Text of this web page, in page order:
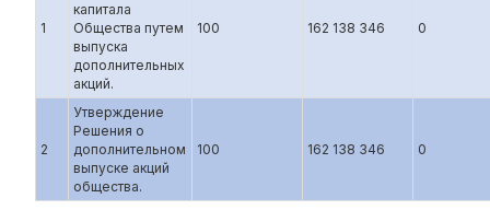
1
капитала
Общества путем
выпуска
дополнительных
акций.
100 162 138 346 0
2
Утверждение
Решения о
дополнительном
выпуске акций
общества.
100 162 138 346 0